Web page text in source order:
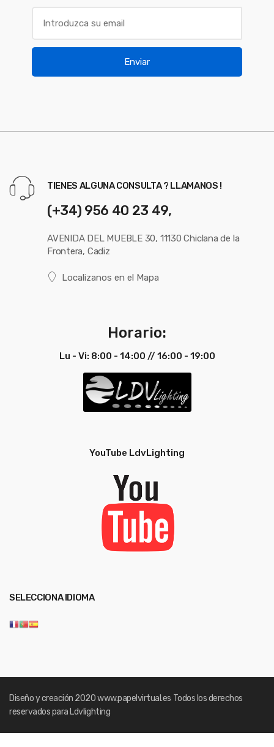
Enviar
TIENES ALGUNA CONSULTA ? LLAMANOS !
(+34) 956 40 23 49,
AVENIDA DEL MUEBLE 30, 11130 Chiclana de la
Frontera, Cadiz
Localizanos en el Mapa
Horario:
Lu - Vi: 8:00 - 14:00 // 16:00 - 19:00
YouTube LdvLighting
SELECCIONA IDIOMA
Diseño y creación 2020www.papelvirtual.es Todos los derechos
reservados para Ldvlighting